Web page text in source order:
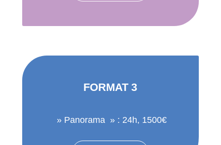
FORMAT 3
» Panorama » : 24h, 1500€